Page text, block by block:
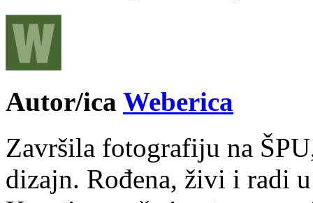
Autor/ica Weberica
Završila fotografiju na
dizajn. Rođena, živi i radi